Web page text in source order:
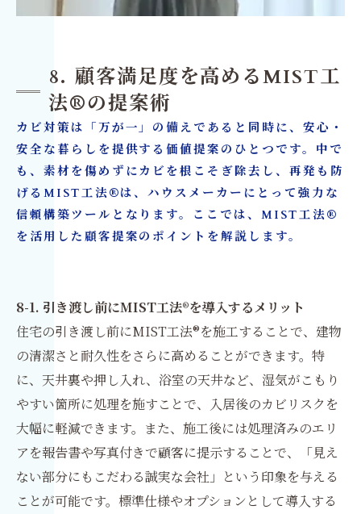
8. 顧客満足度を高めるMIST工
法®の提案術
カビ対策は「万が一」の備えであると同時に、安心・
安全な暮らしを提供する価値提案のひとつです。中で
も、素材を傷めずにカビを根こそぎ除去し、再発も防
げるMIST工法®は、ハウスメーカーにとって強力な
信頼構築ツールとなります。ここでは、MIST工法®
を活用した顧客提案のポイントを解説します。
8-1. 引き渡し前にMIST工法®を導入するメリット
住宅の引き渡し前にMIST工法®を施工することで、建物
の清潔さと耐久性をさらに高めることができます。特
に、天井裏や押し入れ、浴室の天井など、湿気がこもり
やすい箇所に処理を施すことで、入居後のカビリスクを
大幅に軽減できます。また、施工後には処理済みのエリ
アを報告書や写真付きで顧客に提示することで、「見え
ない部分にもこだわる誠実な会社」という印象を与える
ことが可能です。標準仕様やオプションとして導入する